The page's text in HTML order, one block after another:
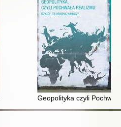
: gdzie Wschód zderza się z
Geopolityka czyli